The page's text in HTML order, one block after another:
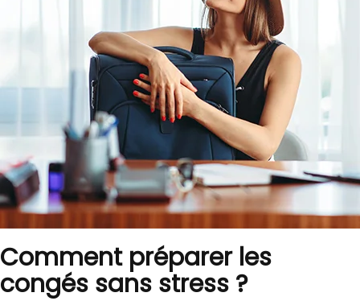
Comment préparer les
congés sans stress ?